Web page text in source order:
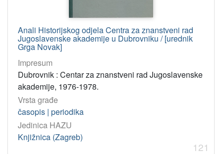
Anali Historijskog odjela Centra za znanstveni rad
Jugoslavenske akademije u Dubrovniku / [urednik
Grga Novak]
Impresum
Dubrovnik : Centar za znanstveni rad Jugoslavenske
akademije, 1976-1978.
Vrsta građe
časopis | periodika
Jedinica HAZU
Knjižnica (Zagreb)
121